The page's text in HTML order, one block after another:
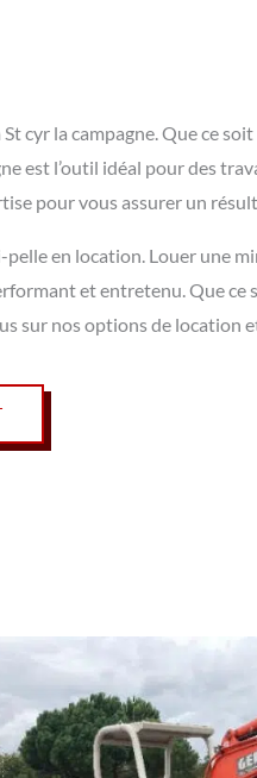
cyr la campagne. Que ce
est l’outil idéal pour des
pour vous assurer un
en location. Louer une
et entretenu. Que
sur nos options de location